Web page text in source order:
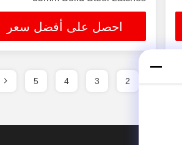
احصل على أفضل سعر
2
3
4
5